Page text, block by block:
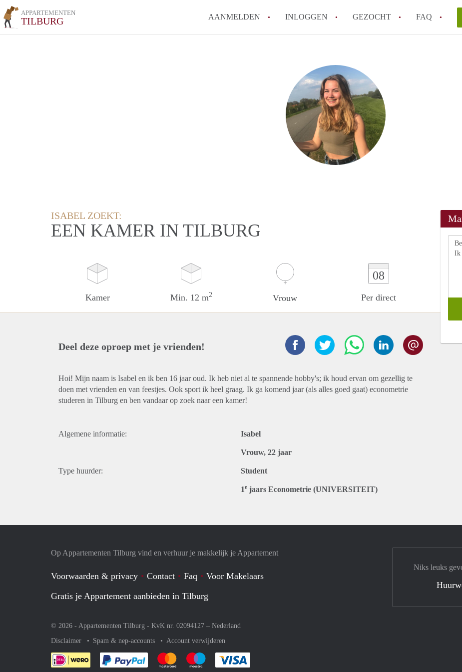
APPARTEMENTEN
TILBURG AANMELDEN INLOGGEN GEZOCHT FAQ
How to translate AppartementenTilburg!
Wat is AppartementenTilburg?
Hoeveel kost het om te reageren op een
Wat is de privacyverklaring van
Berekent AppartementenTilburg
makelaarsvergoeding/bemiddelingsvergoeding?
Alle veelgestelde vragen
ISABEL ZOEKT:
EEN KAMER IN TILBURG
Kamer Min. 12 m2 Vrouw
08
Per direct
Deel deze oproep met je vrienden!
Hoi! Mijn naam is Isabel en ik ben 16 jaar oud. Ik heb niet al te spannende hobby's; ik houd ervan om gezellig te
doen met vrienden en van feestjes. Ook sport ik heel graag. Ik ga komend jaar (als alles goed gaat) econometrie
studeren in Tilburg en ben vandaar op zoek naar een kamer!
Algemene informatie: Isabel
Vrouw, 22 jaar
Type huurder: Student
1e jaars Econometrie (UNIVERSITEIT)
Op Appartementen Tilburg vind en verhuur je makkelijk je Appartement
Voorwaarden & privacy Contact Faq
Voor Makelaars
Gratis je Appartement aanbieden in Tilburg
© 2026 - Appartementen Tilburg - KvK nr. 02094127 – Nederland
Disclaimer
Spam & nep-accounts Account verwijderen
Je rekent gemakkelijk af met Paypal
Je rekent gemakkelijk af met Mastercard
Je rekent gemakkelijk af met Meastro
Niks leuks